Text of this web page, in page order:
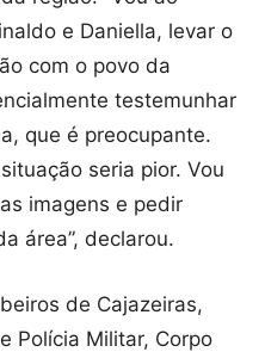
e Daniella, levar o
com o povo da
testemunhar
que é preocupante.
seria pior. Vou
imagens e pedir
área”, declarou.
de Cajazeiras,
Polícia Militar, Corpo